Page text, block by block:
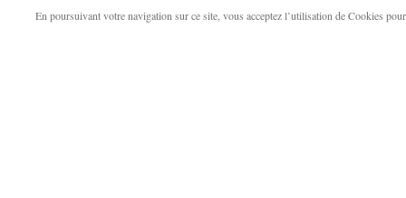
En poursuivant votre navigation sur ce site, vous acceptez l’utilisation de Cookies